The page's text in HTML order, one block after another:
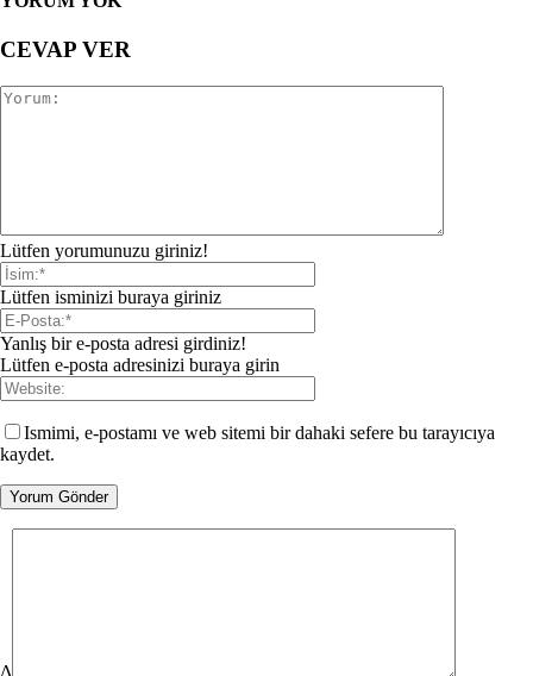
CEVAP VER
Lütfen yorumunuzu giriniz!
Lütfen isminizi buraya giriniz
Yanlış bir e-posta adresi girdiniz!
Lütfen e-posta adresinizi buraya girin
Ismimi, e-postamı ve web sitemi bir dahaki sefere bu tarayıcıya
kaydet.
Δ